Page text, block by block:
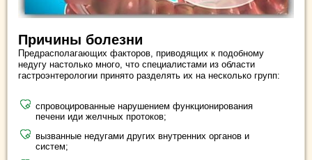
Причины болезни
Предрасполагающих факторов, приводящих к подобному
недугу настолько много, что специалистами из области
гастроэнтерологии принято разделять их на несколько групп:
спровоцированные нарушением функционирования
печени иди желчных протоков;
вызванные недугами других внутренних органов и
систем;